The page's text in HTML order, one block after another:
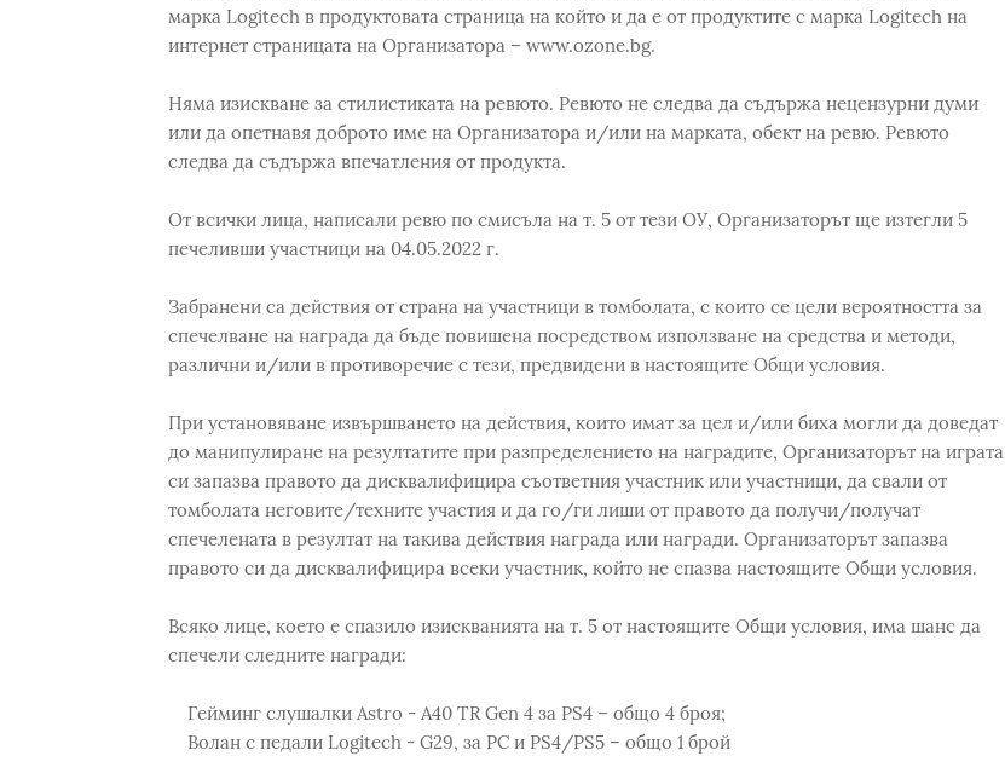
марка Logitech в продуктовата страница на който и да е от продуктите с марка Logitech на
интернет страницата на Организатора – www.ozone.bg.
Няма изискване за стилистиката на ревюто. Ревюто не следва да съдържа нецензурни думи
или да опетнавя доброто име на Организатора и/или на марката, обект на ревю. Ревюто
следва да съдържа впечатления от продукта.
От всички лица, написали ревю по смисъла на т. 5 от тези ОУ, Организаторът ще изтегли 5
печеливши участници на 04.05.2022 г.
Забранени са действия от страна на участници в томболата, с които се цели вероятността за
спечелване на награда да бъде повишена посредством използване на средства и методи,
различни и/или в противоречие с тези, предвидени в настоящите Общи условия.
При установяване извършването на действия, които имат за цел и/или биха могли да доведат
до манипулиране на резултатите при разпределението на наградите, Организаторът на играта
си запазва правото да дисквалифицира съответния участник или участници, да свали от
томболата неговите/техните участия и да го/ги лиши от правото да получи/получат
спечелената в резултат на такива действия награда или награди. Организаторът запазва
правото си да дисквалифицира всеки участник, който не спазва настоящите Общи условия.
Всяко лице, което е спазило изискванията на т. 5 от настоящите Общи условия, има шанс да
спечели следните награди:
Гейминг слушалки Astro - A40 TR Gen 4 за PS4 – общо 4 броя;
Волан с педали Logitech - G29, за PC и PS4/PS5 – общо 1 брой